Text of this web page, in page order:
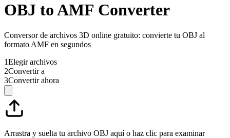
OBJ to AMF Converter
Conversor de archivos 3D online gratuito: convierte tu OBJ al
formato AMF en segundos
1Elegir archivos
2Convertir a
3Convertir ahora
Arrastra y suelta tu archivo OBJ aquí o haz clic para examinar